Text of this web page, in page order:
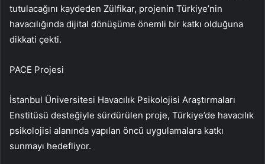
tutulacağını kaydeden Zülfikar, projenin Türkiye’nin
havacılığında dijital dönüşüme önemli bir katkı olduğuna
dikkati çekti.
PACE Projesi
İstanbul Üniversitesi Havacılık Psikolojisi Araştırmaları
Enstitüsü desteğiyle sürdürülen proje, Türkiye’de havacılık
psikolojisi alanında yapılan öncü uygulamalara katkı
sunmayı hedefliyor.